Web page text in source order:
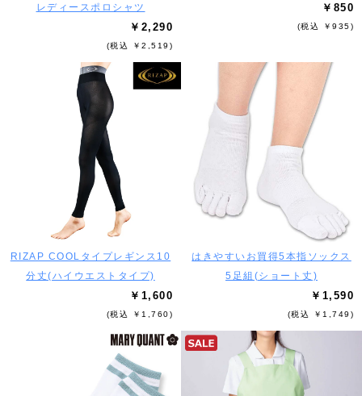
レディースポロシャツ
￥2,290
(税込 ￥2,519)
￥850
(税込 ￥935)
RIZAP COOLタイプレギンス10
分丈(ハイウエストタイプ)
￥1,600
(税込 ￥1,760)
はきやすいお買得5本指ソックス
5足組(ショート丈)
￥1,590
(税込 ￥1,749)